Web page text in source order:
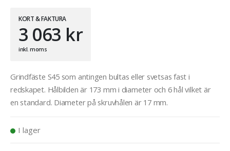
KORT & FAKTURA
3 063 kr
inkl. moms
Grindfäste S45 som antingen bultas eller svetsas fast i
redskapet. Hålbilden är 173 mm i diameter och 6 hål vilket är
en standard. Diameter på skruvhålen är 17 mm.
I lager